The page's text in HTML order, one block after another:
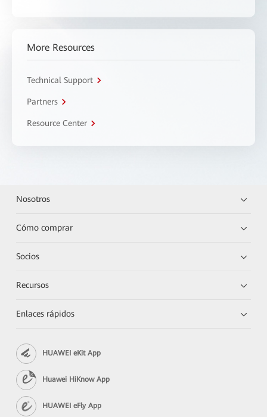
More Resources
Technical Support
Partners
Resource Center
Nosotros
Cómo comprar
Socios
Recursos
Enlaces rápidos
HUAWEI eKit App
Huawei HiKnow App
HUAWEI eFly App